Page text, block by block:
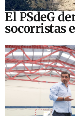
El PSdeG
socorristas